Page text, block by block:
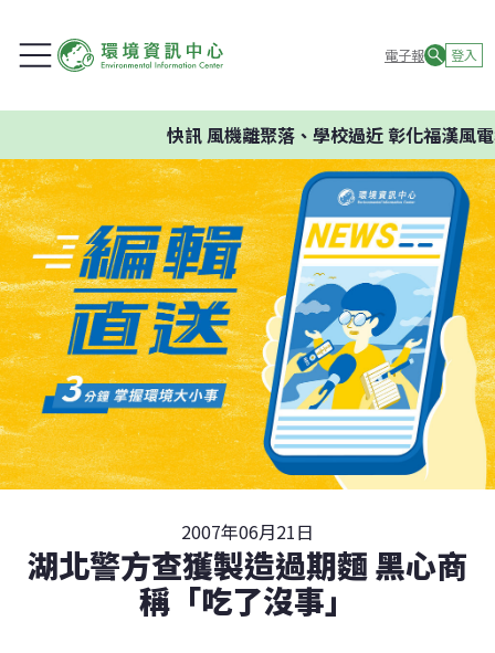
電子報 登入
快訊風機離聚落、學校過近 彰化福漢風電
2007年06月21日
湖北警方查獲製造過期麵 黑心商
稱「吃了沒事」